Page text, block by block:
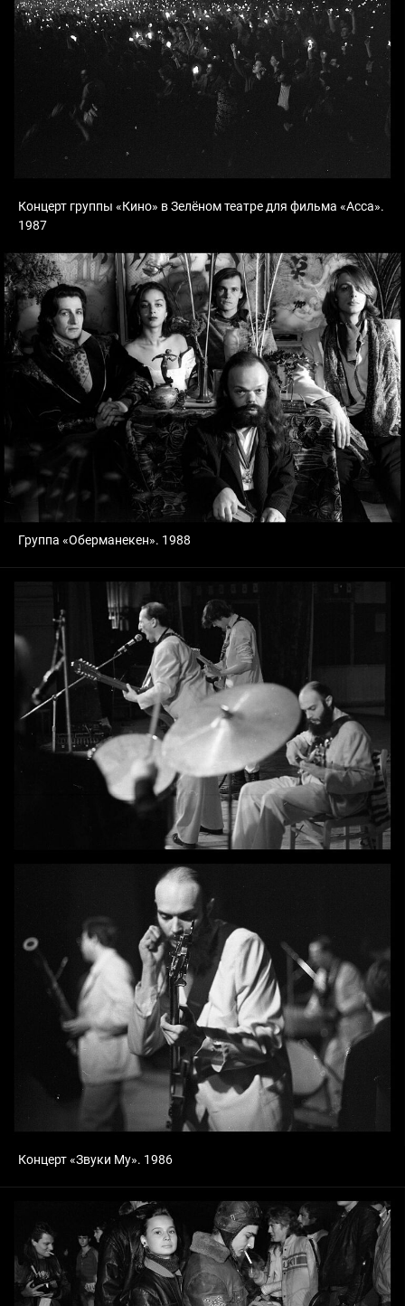
Концерт группы «Кино» в Зелёном театре для фильма «Асса».
1987
Группа «Оберманекен». 1988
Концерт «Звуки Му». 1986